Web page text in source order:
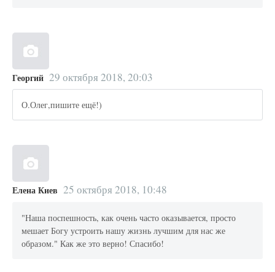
Георгий 29 октября 2018, 20:03
О.Олег,пишите ещё!)
Елена Киев 25 октября 2018, 10:48
"Наша поспешность, как очень часто оказывается, просто
мешает Богу устроить нашу жизнь лучшим для нас же
образом." Как же это верно! Спасибо!